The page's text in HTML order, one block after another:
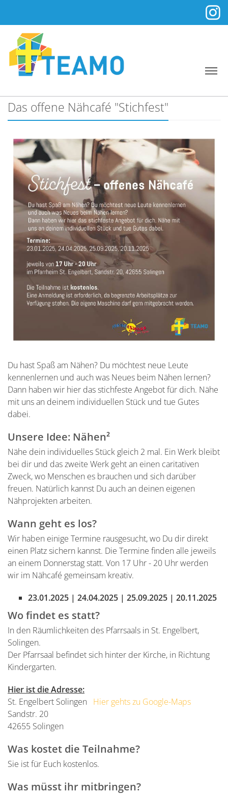
Das offene Nähcafé "Stichfest"
Du hast Spaß am Nähen? Du möchtest neue Leute
kennenlernen und auch was Neues beim Nähen lernen?
Dann haben wir hier das stichfeste Angebot für dich. Nähe
mit uns an deinem individuellen Stück und tue Gutes
dabei.
Unsere Idee: Nähen²
Nähe dein individuelles Stück gleich 2 mal. Ein Werk bleibt
bei dir und das zweite Werk geht an einen caritativen
Zweck, wo Menschen es brauchen und sich darüber
freuen. Natürlich kannst Du auch an deinen eigenen
Nähprojekten arbeiten.
Wann geht es los?
Wir haben einige Termine rausgesucht, wo Du dir direkt
einen Platz sichern kannst. Die Termine finden alle jeweils
an einem Donnerstag statt. Von 17 Uhr - 20 Uhr werden
wir im Nähcafé gemeinsam kreativ.
23.01.2025 | 24.04.2025 | 25.09.2025 | 20.11.2025
Wo findet es statt?
In den Räumlichkeiten des Pfarrsaals in St. Engelbert,
Solingen.
Der Pfarrsaal befindet sich hinter der Kirche, in Richtung
Kindergarten.
Hier ist die Adresse:
St. Engelbert Solingen Hier gehts zu Google-Maps
Sandstr. 20
42655 Solingen
Was kostet die Teilnahme?
Sie ist für Euch kostenlos.
Was müsst ihr mitbringen?